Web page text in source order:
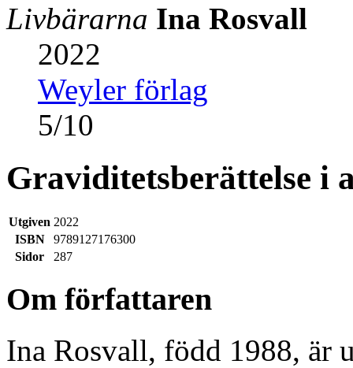
Livbärarna Ina Rosvall
2022
Weyler förlag
5/10
Graviditetsberättelse i
Utgiven 2022
ISBN
9789127176300
Sidor
287
Om författaren
Ina Rosvall, född 1988, är